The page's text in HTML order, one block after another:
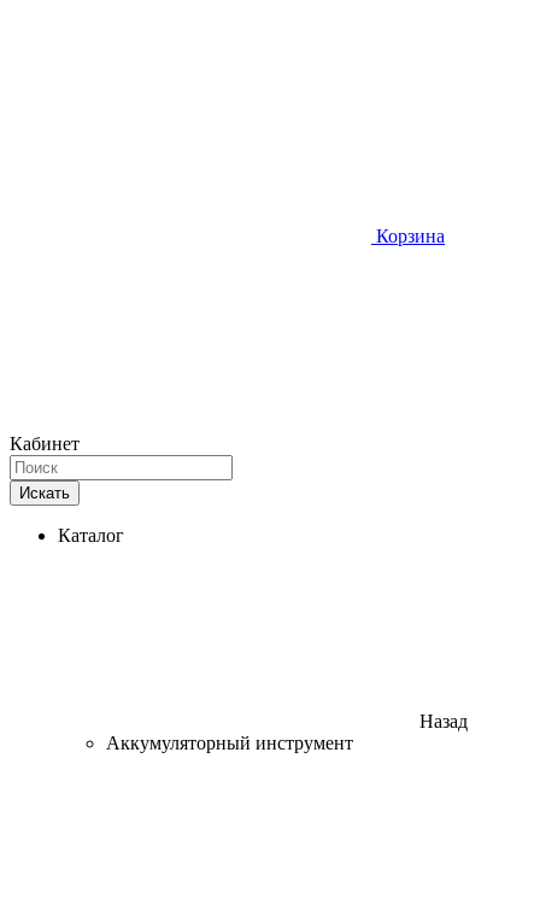
Корзина
Кабинет
Искать
Каталог
Назад
Аккумуляторный инструмент